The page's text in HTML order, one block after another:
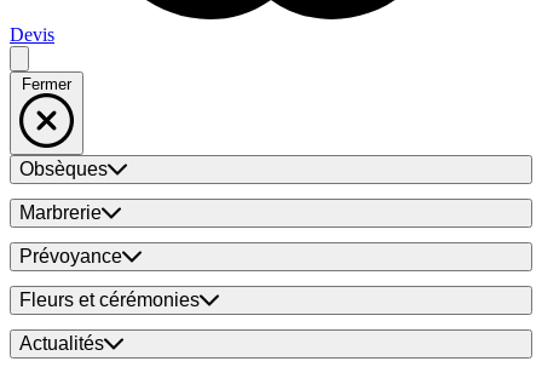
Devis
Fermer
Obsèques
Marbrerie
Prévoyance
Fleurs et cérémonies
Actualités